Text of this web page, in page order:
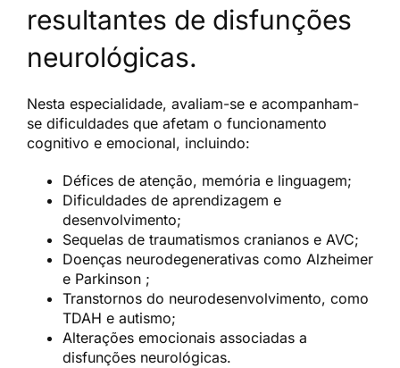
resultantes de disfunções
neurológicas.
Nesta especialidade, avaliam-se e acompanham-
se dificuldades que afetam o funcionamento
cognitivo e emocional, incluindo:
Défices de atenção, memória e linguagem;
Dificuldades de aprendizagem e
desenvolvimento;
Sequelas de traumatismos cranianos e AVC;
Doenças neurodegenerativas como Alzheimer
e Parkinson ;
Transtornos do neurodesenvolvimento, como
TDAH e autismo;
Alterações emocionais associadas a
disfunções neurológicas.